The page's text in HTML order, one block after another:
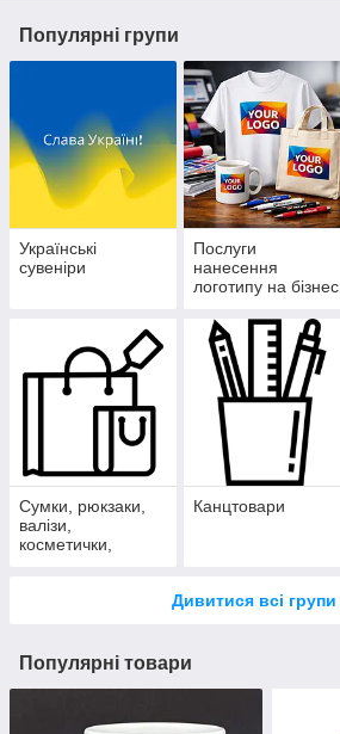
Популярні групи
Українські
сувеніри
Послуги
нанесення
логотипу на бізнес
Сумки, рюкзаки,
валізи,
косметички,
Канцтовари
Дивитися всі групи
Популярні товари